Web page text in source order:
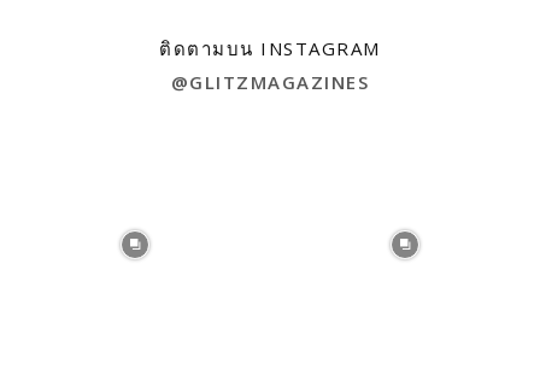
ติดตามบน INSTAGRAM
@GLITZMAGAZINES